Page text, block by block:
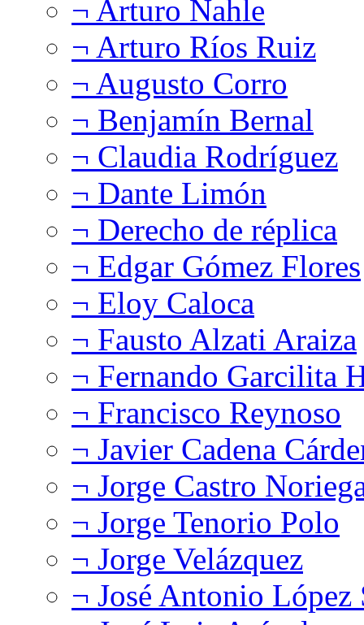
¬ Arturo Nahle
¬ Arturo Ríos Ruiz
¬ Augusto Corro
¬ Benjamín Bernal
¬ Claudia Rodríguez
¬ Dante Limón
¬ Derecho de réplica
¬ Edgar Gómez Flores
¬ Eloy Caloca
¬ Fausto Alzati Araiza
¬ Fernando Garcilita
¬ Francisco Reynoso
¬ Javier Cadena
¬ Jorge Castro
¬ Jorge Tenorio Polo
¬ Jorge Velázquez
¬ José Antonio López